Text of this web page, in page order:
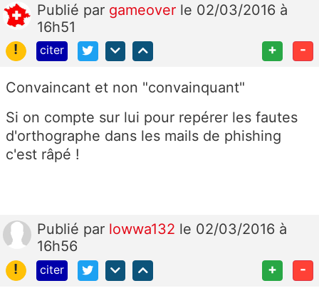
Publié par gameover le 02/03/2016 à
16h51
!
citer + -
Convaincant et non "convainquant"
Si on compte sur lui pour repérer les fautes
d'orthographe dans les mails de phishing
c'est râpé !
Publié par lowwa132 le 02/03/2016 à
16h56
!
citer + -